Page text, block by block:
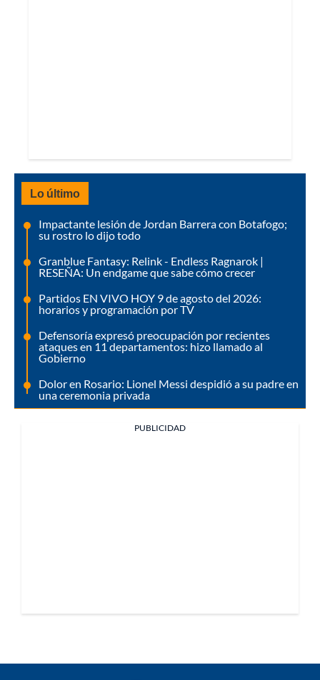
Lo último
Impactante lesión de Jordan Barrera con Botafogo;
su rostro lo dijo todo
Granblue Fantasy: Relink - Endless Ragnarok |
RESEÑA: Un endgame que sabe cómo crecer
Partidos EN VIVO HOY 9 de agosto del 2026:
horarios y programación por TV
Defensoría expresó preocupación por recientes
ataques en 11 departamentos: hizo llamado al
Gobierno
Dolor en Rosario: Lionel Messi despidió a su padre en
una ceremonia privada
PUBLICIDAD